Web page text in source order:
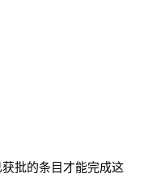
批的条目才能完成这